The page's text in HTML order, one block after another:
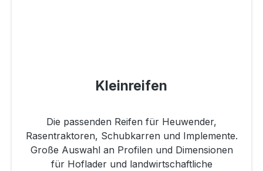
Kleinreifen
Die passenden Reifen für Heuwender,
Rasentraktoren, Schubkarren und Implemente.
Große Auswahl an Profilen und Dimensionen
für Hoflader und landwirtschaftliche